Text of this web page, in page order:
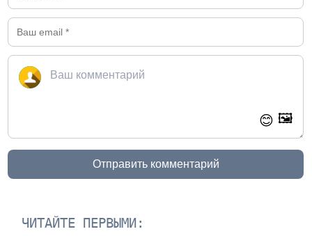
😊 🖼️
Отправить комментарий
ЧИТАЙТЕ ПЕРВЫМИ: